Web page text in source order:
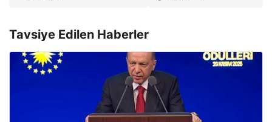
Tavsiye Edilen Haberler